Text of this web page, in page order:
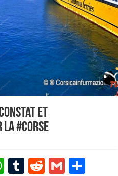
et
la #Corse
W T R G P